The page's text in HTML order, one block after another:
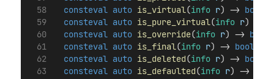
consteval auto is_virtual(info r) -> bool
consteval auto is_pure_virtual(info r) ->
consteval auto is_override(info r) -> bool
consteval auto is_final(info r) -> bool
consteval auto is_deleted(info r) -> bool
consteval auto is_defaulted(info r) ->